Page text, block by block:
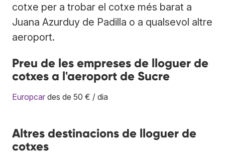
cotxe per a trobar el cotxe més barat a
Juana Azurduy de Padilla o a qualsevol altre
aeroport.
Preu de les empreses de lloguer de
cotxes a l'aeroport de Sucre
Europcar des de 50 € / dia
Altres destinacions de lloguer de
cotxes